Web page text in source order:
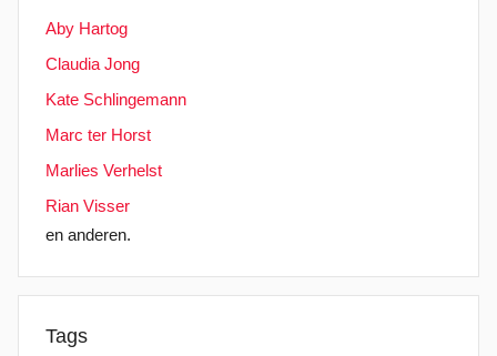
Aby Hartog
Claudia Jong
Kate Schlingemann
Marc ter Horst
Marlies Verhelst
Rian Visser
en anderen.
Tags